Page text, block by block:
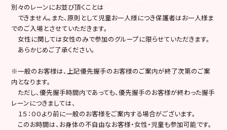
別々のレーンにお並び頂くことは
できません。また、原則として児童お一人様につき保護者はお一人様ま
でのご入場とさせていただきます。
女性に関しては女性のみで参加のグループに限らせていただきます。
あらかじめご了承ください。
※一般のお客様は、上記優先握手のお客様のご案内が終了次第のご案
内となります。
ただし、優先握手時間内であっても、優先握手のお客様が終わった握手
レーンにつきましては、
１５：００より前に一般のお客様をご案内する場合がございます。
このお時間は、お身体の不自由なお客様・女性・児童も参加可能です。